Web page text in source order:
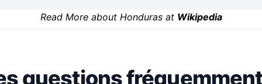
Read More about Honduras at Wikipedia
questions